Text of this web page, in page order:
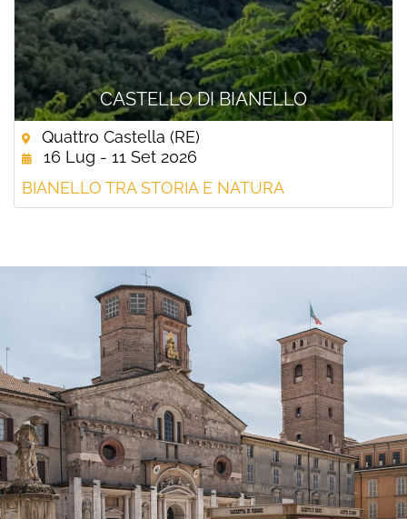
CASTELLO DI BIANELLO
Quattro Castella (RE)
16 Lug - 11 Set 2026
BIANELLO TRA STORIA E NATURA